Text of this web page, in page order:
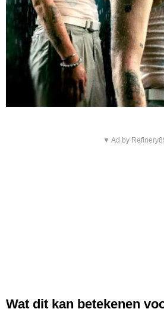
▼ Ad by
Wat dit kan betekenen